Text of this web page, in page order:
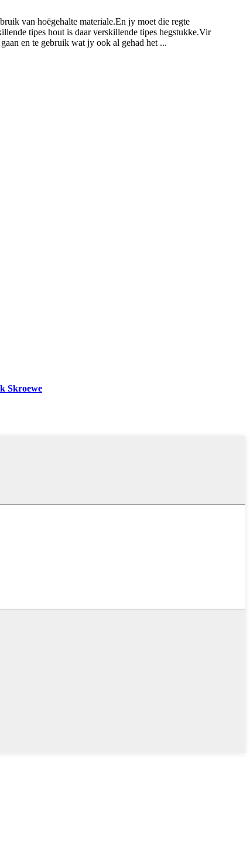
van hoëgehalte materiale.En jy moet die regte
tipes hout is daar verskillende tipes hegstukke.Vir
en te gebruik wat jy ook al gehad het ...
Skroewe